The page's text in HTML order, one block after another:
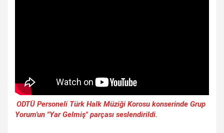
ODTÜ Personeli Türk Halk Müziği Korosu konserinde Grup
Yorum'un "Yar Gelmiş" parçası seslendirildi.